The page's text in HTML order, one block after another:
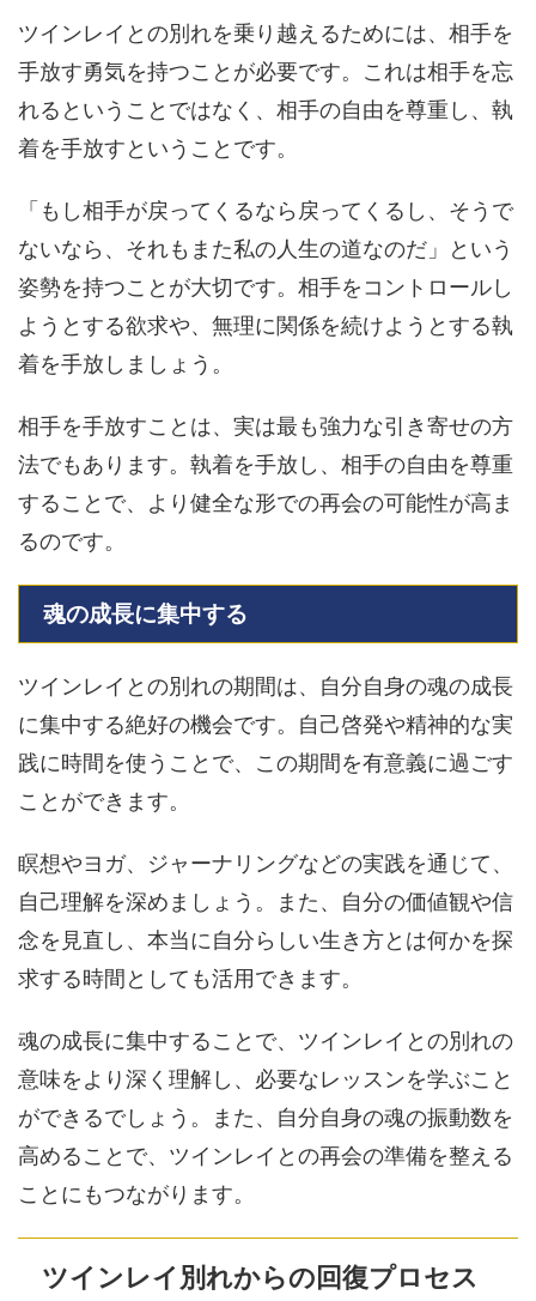
ツインレイとの別れを乗り越えるためには、相手を
手放す勇気を持つことが必要です。これは相手を忘
れるということではなく、相手の自由を尊重し、執
着を手放すということです。
「もし相手が戻ってくるなら戻ってくるし、そうで
ないなら、それもまた私の人生の道なのだ」という
姿勢を持つことが大切です。相手をコントロールし
ようとする欲求や、無理に関係を続けようとする執
着を手放しましょう。
相手を手放すことは、実は最も強力な引き寄せの方
法でもあります。執着を手放し、相手の自由を尊重
することで、より健全な形での再会の可能性が高ま
るのです。
魂の成長に集中する
ツインレイとの別れの期間は、自分自身の魂の成長
に集中する絶好の機会です。自己啓発や精神的な実
践に時間を使うことで、この期間を有意義に過ごす
ことができます。
瞑想やヨガ、ジャーナリングなどの実践を通じて、
自己理解を深めましょう。また、自分の価値観や信
念を見直し、本当に自分らしい生き方とは何かを探
求する時間としても活用できます。
魂の成長に集中することで、ツインレイとの別れの
意味をより深く理解し、必要なレッスンを学ぶこと
ができるでしょう。また、自分自身の魂の振動数を
高めることで、ツインレイとの再会の準備を整える
ことにもつながります。
ツインレイ別れからの回復プロセス